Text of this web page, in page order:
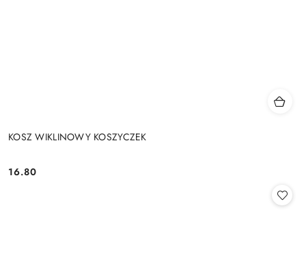
KOSZ WIKLINOWY KOSZYCZEK
Cena:
16.80